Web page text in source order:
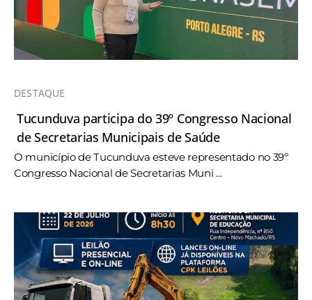
DESTAQUE
Tucunduva participa do 39º Congresso Nacional
de Secretarias Municipais de Saúde
O município de Tucunduva esteve representado no 39º
Congresso Nacional de Secretarias Muni ...